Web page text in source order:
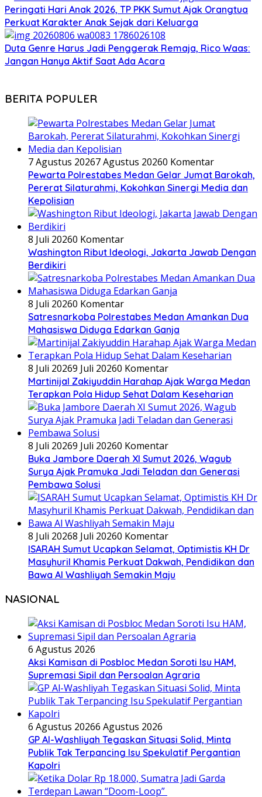
Peringati Hari Anak 2026, TP PKK Sumut Ajak Orangtua
Perkuat Karakter Anak Sejak dari Keluarga
Duta Genre Harus Jadi Penggerak Remaja, Rico Waas:
Jangan Hanya Aktif Saat Ada Acara
BERITA POPULER
7 Agustus 20267 Agustus 20260 Komentar
Pewarta Polrestabes Medan Gelar Jumat Barokah,
Pererat Silaturahmi, Kokohkan Sinergi Media dan
Kepolisian
8 Juli 20260 Komentar
Washington Ribut Ideologi, Jakarta Jawab Dengan
Berdikiri
8 Juli 20260 Komentar
Satresnarkoba Polrestabes Medan Amankan Dua
Mahasiswa Diduga Edarkan Ganja
8 Juli 20269 Juli 20260 Komentar
Martinijal Zakiyuddin Harahap Ajak Warga Medan
Terapkan Pola Hidup Sehat Dalam Keseharian
8 Juli 20269 Juli 20260 Komentar
Buka Jambore Daerah XI Sumut 2026, Wagub
Surya Ajak Pramuka Jadi Teladan dan Generasi
Pembawa Solusi
8 Juli 20268 Juli 20260 Komentar
ISARAH Sumut Ucapkan Selamat, Optimistis KH Dr
Masyhuril Khamis Perkuat Dakwah, Pendidikan dan
Bawa Al Washliyah Semakin Maju
NASIONAL
6 Agustus 2026
Aksi Kamisan di Posbloc Medan Soroti Isu HAM,
Supremasi Sipil dan Persoalan Agraria
6 Agustus 20266 Agustus 2026
GP Al-Washliyah Tegaskan Situasi Solid, Minta
Publik Tak Terpancing Isu Spekulatif Pergantian
Kapolri